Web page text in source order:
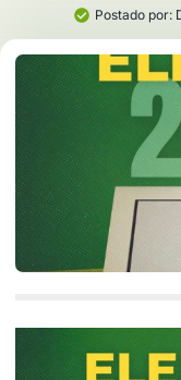
Postado por: